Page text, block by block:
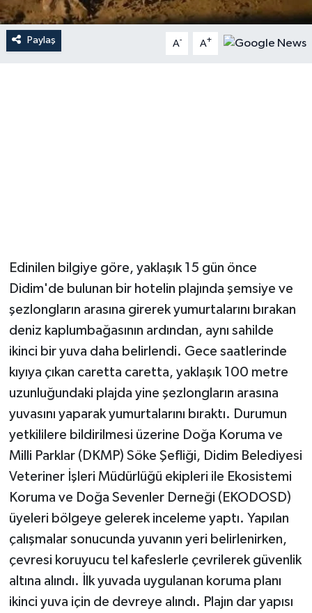
Paylaş A- A+
Edinilen bilgiye göre, yaklaşık 15 gün önce
Didim'de bulunan bir hotelin plajında şemsiye ve
şezlongların arasına girerek yumurtalarını bırakan
deniz kaplumbağasının ardından, aynı sahilde
ikinci bir yuva daha belirlendi. Gece saatlerinde
kıyıya çıkan caretta caretta, yaklaşık 100 metre
uzunluğundaki plajda yine şezlongların arasına
yuvasını yaparak yumurtalarını bıraktı. Durumun
yetkililere bildirilmesi üzerine Doğa Koruma ve
Milli Parklar (DKMP) Söke Şefliği, Didim Belediyesi
Veteriner İşleri Müdürlüğü ekipleri ile Ekosistemi
Koruma ve Doğa Sevenler Derneği (EKODOSD)
üyeleri bölgeye gelerek inceleme yaptı. Yapılan
çalışmalar sonucunda yuvanın yeri belirlenirken,
çevresi koruyucu tel kafeslerle çevrilerek güvenlik
altına alındı. İlk yuvada uygulanan koruma planı
ikinci yuva için de devreye alındı. Plajın dar yapısı